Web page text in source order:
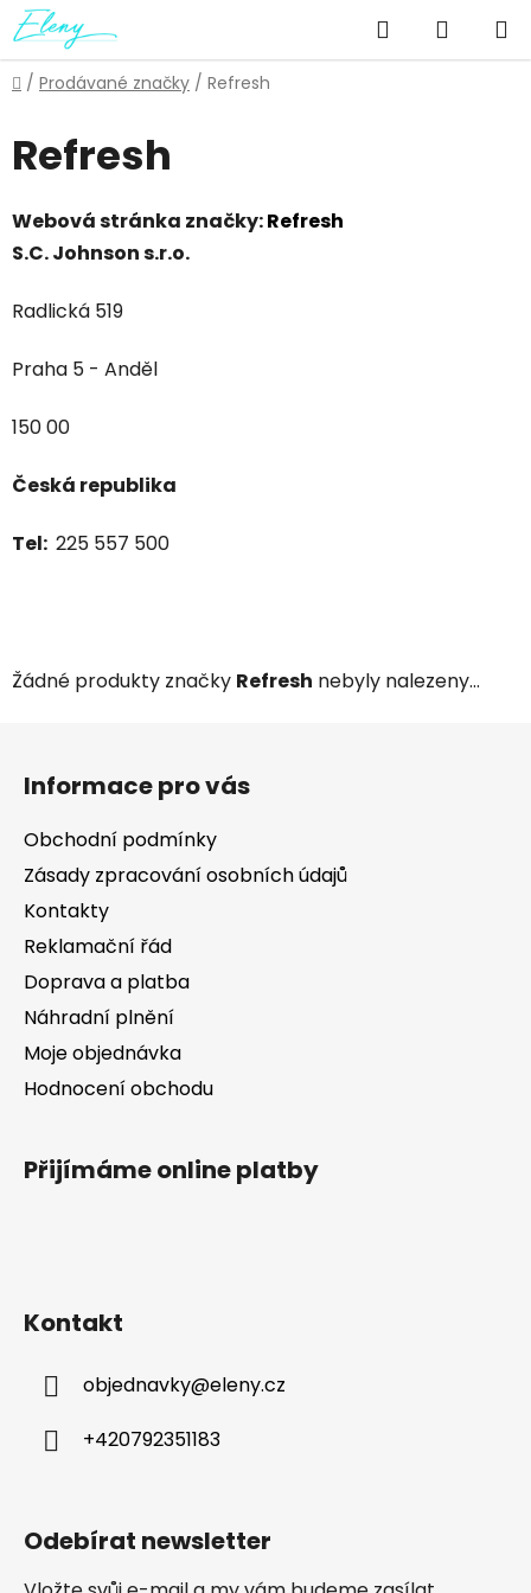
Přejít
na
obsah
Hledat
KOŠÍK
Domů
/ Prodávané značky / Refresh
Refresh
Webová stránka značky:Refresh
S.C. Johnson s.r.o.
Radlická 519
Praha 5 - Anděl
150 00
Česká republika
Tel: 225 557 500
Žádné produkty značky Refresh nebyly nalezeny...
Informace pro vás
Obchodní podmínky
Zásady zpracování osobních údajů
Kontakty
Reklamační řád
Doprava a platba
Náhradní plnění
Moje objednávka
Hodnocení obchodu
Přijímáme online platby
Kontakt
objednavky@eleny.cz
+420792351183
Odebírat newsletter